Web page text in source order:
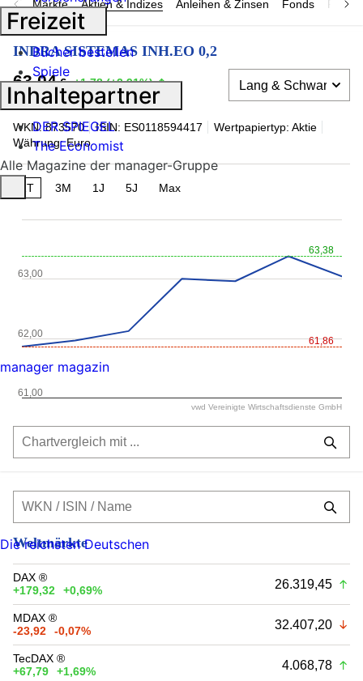
Märkte Aktien & Indizes Anleihen & Zinsen Fonds
INDRA SISTEMAS INH.EO 0,2
63,04 € +1,78 (+2,91%)
07.08.2026, 22:57:53 Uhr
WKN: 873570 ISIN: ES0118594417
Wertpapiertyp: Aktie
Währung: Euro
1T 3M 1J 5J Max
63,38
61,86
61,00
62,00
63,00
vwd Vereinigte Wirtschaftsdienste GmbH
Weltmärkte
DAX ®
+179,32
+0,69% 26.319,45
MDAX ®
-23,92
-0,07% 32.407,20
TecDAX ®
+67,79
+1,69% 4.068,78
Freizeit
Bücher bestellen
Spiele
Inhaltepartner
DER SPIEGEL
The Economist
Alle Magazine der manager-Gruppe
manager magazin
Die reichsten Deutschen